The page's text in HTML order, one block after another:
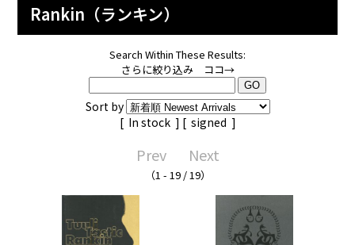
Rankin（ランキン）
Search Within These Results:
さらに絞り込み ココ→
Sort by
[ In stock ] [ signed ]
Prev Next
（1 - 19 / 19）